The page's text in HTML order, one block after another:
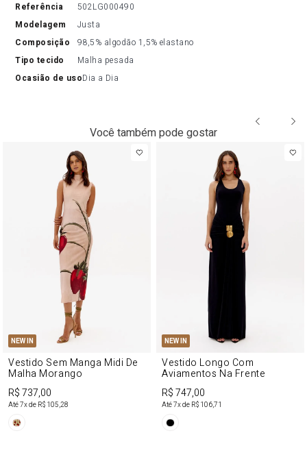
referência
502LG000490
modelagem
Justa
composição
98,5% algodão 1,5% elastano
tipo tecido
Malha pesada
ocasião de usoDia a Dia
Você também pode gostar
NEW IN
Vestido Sem Manga Midi De
Malha Morango
R$ 737,00
Até7x de R$ 105,28
NEW IN
Vestido Longo Com
Aviamentos Na Frente
R$ 747,00
Até7x de R$ 106,71